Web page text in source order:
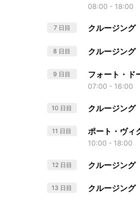
08:00 - 18:00
7 日目 クルージング
8 日目 クルージング
9 日目 フォート・ド
07:00 - 16:00
10 日目 クルージング
11 日目 ポート・ヴィ
10:00 - 18:00
12 日目 クルージング
13 日目 クルージング